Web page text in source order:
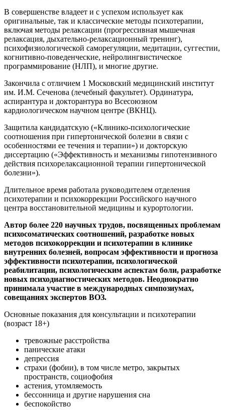
В совершенстве владеет и с успехом использует как
оригинальные, так и классические методы психотерапии,
включая методы релаксации (прогрессивная мышечная
релаксация, дыхательно-релаксационный тренинг),
психофизиологической саморегуляции, медитации, суггестии,
когнитивно-поведенческие, нейролингвистическое
программирование (НЛП), и многие другие.
Закончила с отличием 1 Московский медицинский институт
им. И.М. Сеченова (лечебный факультет). Ординатура,
аспирантура и докторантура во Всесоюзном
кардиологическом научном центре (ВКНЦ).
Защитила кандидатскую («Клинико-психологические
соотношения при гипертонической болезни в связи с
особенностями ее течения и терапии») и докторскую
диссертацию («Эффективность и механизмы гипотензивного
действия психорелаксационной терапии гипертонической
болезни»).
Длительное время работала руководителем отделения
психотерапии и психокоррекции Российского научного
центра восстановительной медицины и курортологии.
Автор более 220 научных трудов, посвященных проблемам
психосоматических соотношений, разработке новых
методов психокоррекции и психотерапии в клинике
внутренних болезней, вопросам эффективности и прогноза
эффективности психотерапии, психологической
реабилитации, психологическим аспектам боли, разработке
новых психодиагностических методов. Неоднократно
принимала участие в международных симпозиумах,
совещаниях экспертов ВОЗ.
Основные показания для консультации и психотерапии
(возраст 18+)
тревожные расстройства
панические атаки
депрессия
страхи (фобии), в том числе метро, закрытых
пространств, социофобия
астения, утомляемость
бессонница и другие нарушения сна
беспокойство